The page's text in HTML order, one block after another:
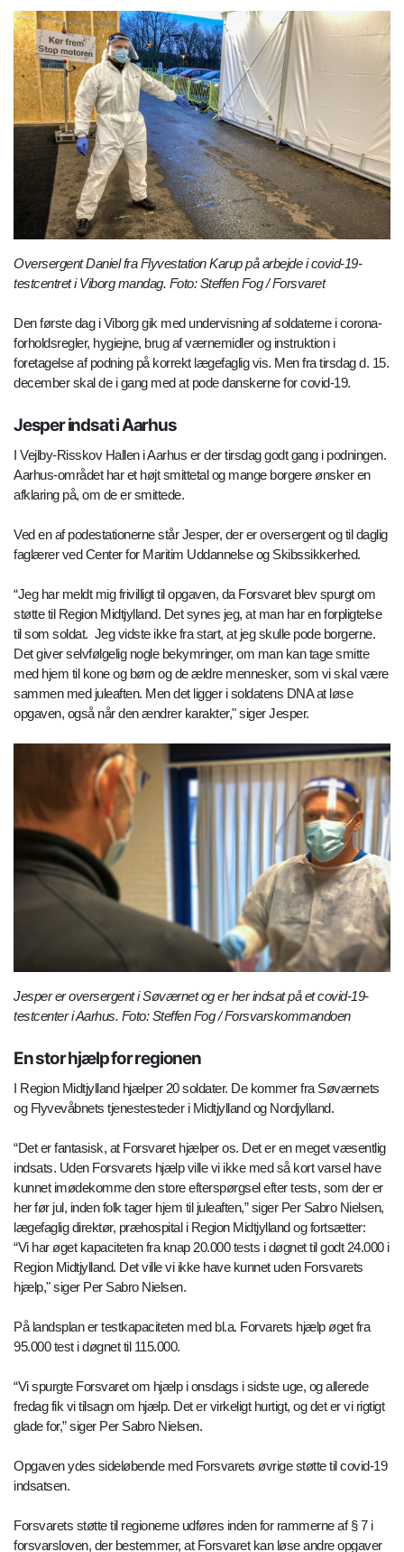
Oversergent Daniel fra Flyvestation Karup på arbejde i covid-19-
testcentret i Viborg mandag. Foto: Steffen Fog / Forsvaret
Den første dag i Viborg gik med undervisning af soldaterne i corona-
forholdsregler, hygiejne, brug af værnemidler og instruktion i
foretagelse af podning på korrekt lægefaglig vis. Men fra tirsdag d. 15.
december skal de i gang med at pode danskerne for covid-19.
Jesper indsat i Aarhus
I Vejlby-Risskov Hallen i Aarhus er der tirsdag godt gang i podningen.
Aarhus-området har et højt smittetal og mange borgere ønsker en
afklaring på, om de er smittede.
Ved en af podestationerne står Jesper, der er oversergent og til daglig
faglærer ved Center for Maritim Uddannelse og Skibssikkerhed.
“Jeg har meldt mig frivilligt til opgaven, da Forsvaret blev spurgt om
støtte til Region Midtjylland. Det synes jeg, at man har en forpligtelse
til som soldat. Jeg vidste ikke fra start, at jeg skulle pode borgerne.
Det giver selvfølgelig nogle bekymringer, om man kan tage smitte
med hjem til kone og børn og de ældre mennesker, som vi skal være
sammen med juleaften. Men det ligger i soldatens DNA at løse
opgaven, også når den ændrer karakter," siger Jesper.
Jesper er oversergent i Søværnet og er her indsat på et covid-19-
testcenter i Aarhus. Foto: Steffen Fog / Forsvarskommandoen
En stor hjælp for regionen
I Region Midtjylland hjælper 20 soldater. De kommer fra Søværnets
og Flyvevåbnets tjenestesteder i Midtjylland og Nordjylland.
“Det er fantasisk, at Forsvaret hjælper os. Det er en meget væsentlig
indsats. Uden Forsvarets hjælp ville vi ikke med så kort varsel have
kunnet imødekomme den store efterspørgsel efter tests, som der er
her før jul, inden folk tager hjem til juleaften,” siger Per Sabro Nielsen,
lægefaglig direktør, præhospital i Region Midtjylland og fortsætter:
“Vi har øget kapaciteten fra knap 20.000 tests i døgnet til godt 24.000 i
Region Midtjylland. Det ville vi ikke have kunnet uden Forsvarets
hjælp," siger Per Sabro Nielsen.
På landsplan er testkapaciteten med bl.a. Forvarets hjælp øget fra
95.000 test i døgnet til 115.000.
“Vi spurgte Forsvaret om hjælp i onsdags i sidste uge, og allerede
fredag fik vi tilsagn om hjælp. Det er virkeligt hurtigt, og det er vi rigtigt
glade for,” siger Per Sabro Nielsen.
Opgaven ydes sideløbende med Forsvarets øvrige støtte til covid-19
indsatsen.
Forsvarets støtte til regionerne udføres inden for rammerne af § 7 i
forsvarsloven, der bestemmer, at Forsvaret kan løse andre opgaver